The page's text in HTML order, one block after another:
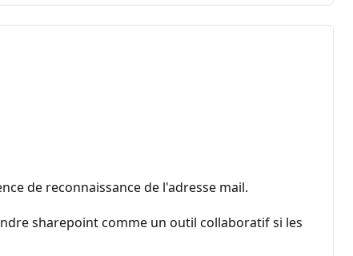
de reconnaissance de l'adresse mail.
sharepoint comme un outil collaboratif si les